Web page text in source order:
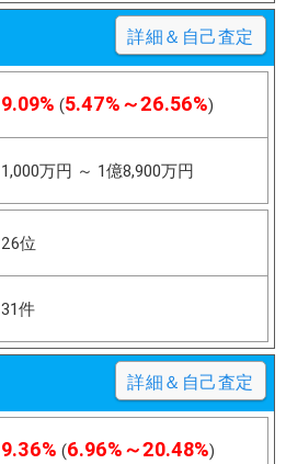
詳細＆自己査定
9.09% (5.47%～26.56%)
1,000万円 ～ 1億8,900万円
26位
31件
詳細＆自己査定
9.36% (6.96%～20.48%)